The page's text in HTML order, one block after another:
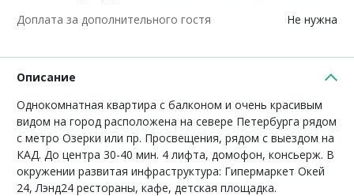
Доплата за дополнительного гостя
Не нужна
Описание
Однокомнатная квартира с балконом и очень красивым
видом на город расположена на севере Петербурга рядом
с метро Озерки или пр. Просвещения, рядом с выездом на
КАД. До центра 30-40 мин. 4 лифта, домофон, консьерж. В
окружении развитая инфраструктура: Гипермаркет Окей
24, Лэнд24 рестораны, кафе, детская площадка.